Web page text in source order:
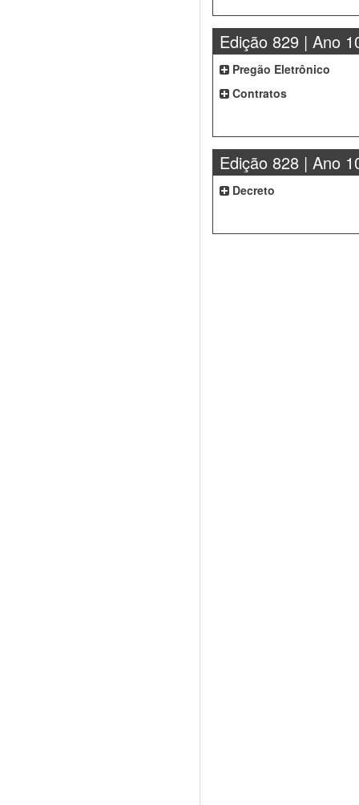
Edição 829 | Ano
Pregão Eletrônico
Contratos
Edição 828 | Ano
Decreto